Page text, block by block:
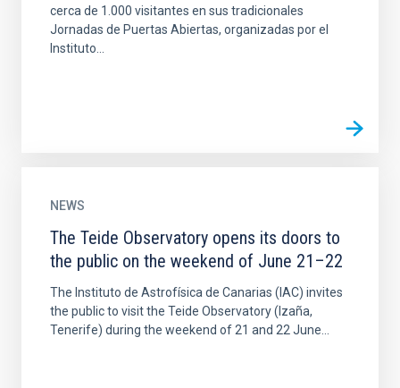
cerca de 1.000 visitantes en sus tradicionales
Jornadas de Puertas Abiertas, organizadas por el
Instituto...
NEWS
The Teide Observatory opens its doors to
the public on the weekend of June 21–22
The Instituto de Astrofísica de Canarias (IAC) invites
the public to visit the Teide Observatory (Izaña,
Tenerife) during the weekend of 21 and 22 June...